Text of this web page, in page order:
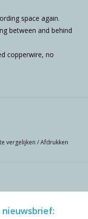
space again.
between and behind
copperwire, no
vergelijken /Afdrukken
nieuwsbrief: